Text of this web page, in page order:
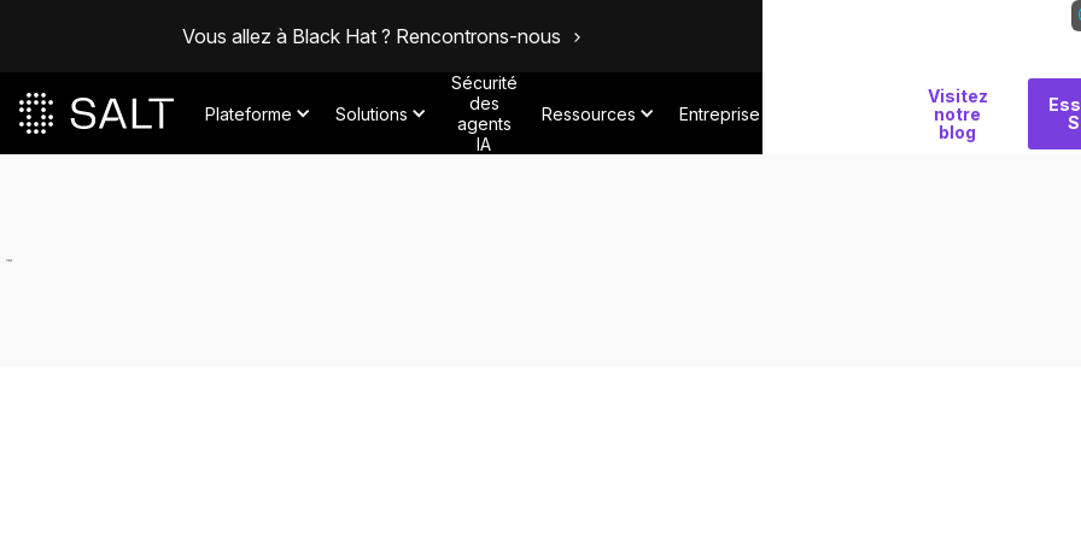
Vous allez à Black Hat ? Rencontrons-nous
Plateforme Solutions
Sécurité
des
agents
IA
Ressources Entreprise
Visitez
notre
blog